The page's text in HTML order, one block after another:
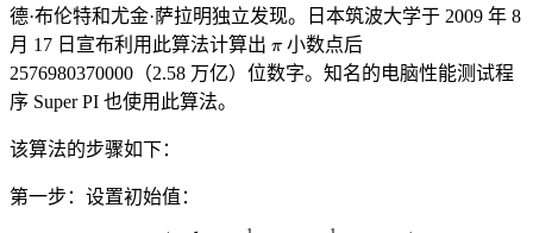
德·布伦特和尤金·萨拉明独立发现。日本筑波大学于 2009 年 8
月 17 日宣布利用此算法计算出
小数点后
2576980370000（2.58 万亿）位数字。知名的电脑性能测试程
序 Super PI 也使用此算法。
该算法的步骤如下：
第一步：设置初始值：